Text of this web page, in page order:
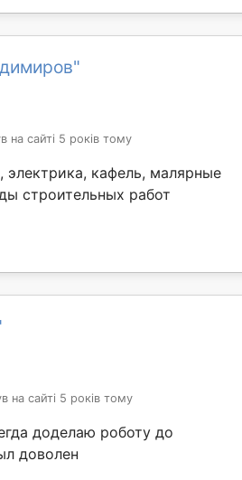
на сайті 5 років тому
электрика, кафель, малярные
строительных работ
на сайті 5 років тому
доделаю роботу до
доволен